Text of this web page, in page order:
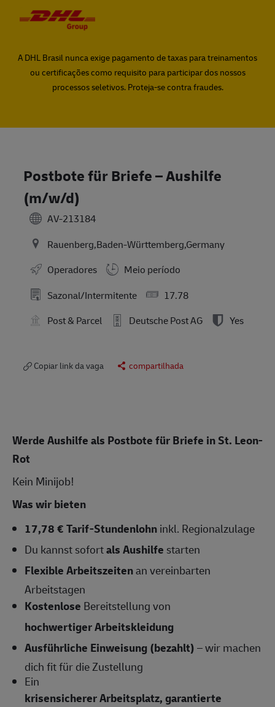
A DHL Brasil nunca exige pagamento de taxas para treinamentos
ou certificações como requisito para participar dos nossos
processos seletivos. Proteja-se contra fraudes.
Postbote für Briefe – Aushilfe
(m/w/d)
AV-213184
Rauenberg,Baden-Württemberg,Germany
Operadores
Meio período
Sazonal/Intermitente
17.78
Post & Parcel
Deutsche Post AG Yes
Copiar link da vaga compartilhada
Werde Aushilfe als Postbote für Briefe inSt. Leon-
Rot
Kein Minijob!
Was wir bieten
17,78 € Tarif-Stundenlohninkl. Regionalzulage
Du kannst sofortals Aushilfe starten
Flexible Arbeitszeitenan vereinbarten
Arbeitstagen
Kostenlose Bereitstellung von
hochwertiger Arbeitskleidung
Ausführliche Einweisung (bezahlt)– wir machen
dich fit für die Zustellung
Ein
krisensicherer Arbeitsplatz, garantierte